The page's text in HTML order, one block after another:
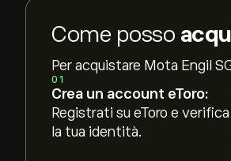
Come posso
Per acquistare Mota Engil
01
Crea un account eToro:
Registrati su eToro e verifica
la tua identità.